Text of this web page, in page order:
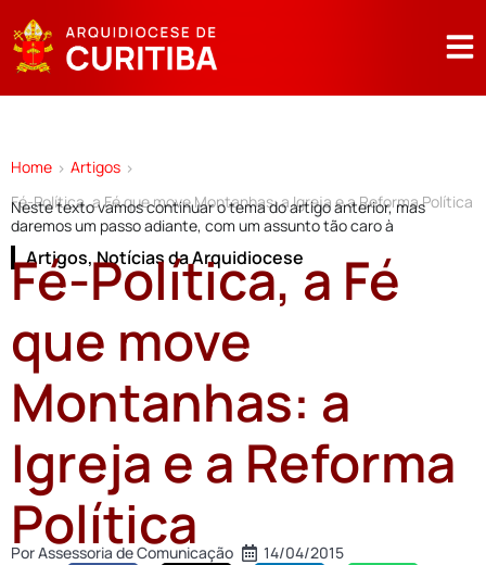
Home > Artigos >
Fé-Política, a Fé que move Montanhas: a Igreja e a Reforma Política
Neste texto vamos continuar o tema do artigo anterior, mas
daremos um passo adiante, com um assunto tão caro à
Artigos,Notícias da Arquidiocese
Fé-Política, a Fé
que move
Montanhas: a
Igreja e a Reforma
Política
PorAssessoria de Comunicação 14/04/2015